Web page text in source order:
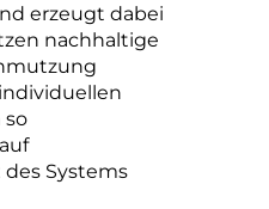
erzeugt dabei
nachhaltige
so
Systems